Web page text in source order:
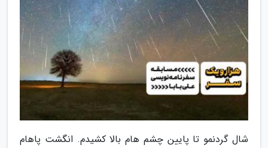
شال گردنمو تا پایین چشم هام بالا کشیدم. انگشت پاهام